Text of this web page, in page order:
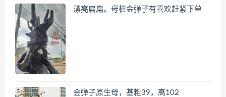
漂亮扁扁。母桩金弹子有喜欢赶紧下单
金弹子原生母，基粗39，高102